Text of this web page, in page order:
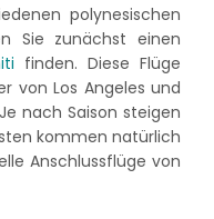
polynesischen
Sie zunächst einen
finden. Diese Flüge
von Los Angeles und
nach Saison steigen
kommen natürlich
Anschlussflüge von